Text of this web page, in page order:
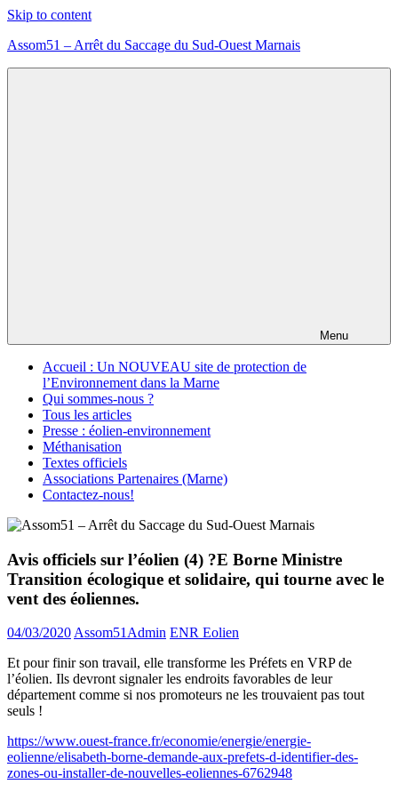
Skip to content
Assom51 – Arrêt du Saccage du Sud-Ouest Marnais
Menu
Accueil : Un NOUVEAU site de protection de
l’Environnement dans la Marne
Qui sommes-nous ?
Tous les articles
Presse : éolien-environnement
Méthanisation
Textes officiels
Associations Partenaires (Marne)
Contactez-nous!
Avis officiels sur l’éolien (4) ?E Borne Ministre
Transition écologique et solidaire, qui tourne avec le
vent des éoliennes.
04/03/2020Assom51Admin ENR Eolien
Et pour finir son travail, elle transforme les Préfets en VRP de
l’éolien. Ils devront signaler les endroits favorables de leur
département comme si nos promoteurs ne les trouvaient pas tout
seuls !
https://www.ouest-france.fr/economie/energie/energie-
eolienne/elisabeth-borne-demande-aux-prefets-d-identifier-des-
zones-ou-installer-de-nouvelles-eoliennes-6762948